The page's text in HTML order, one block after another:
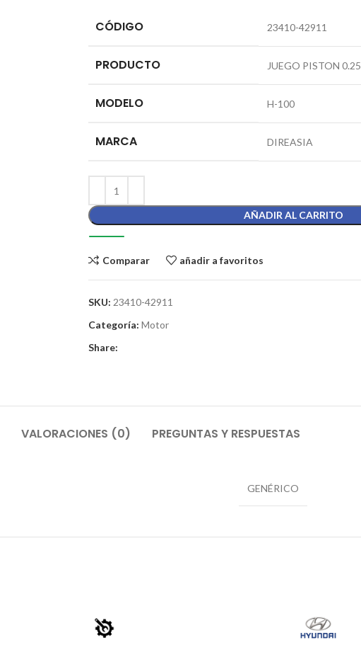
CÓDIGO 23410-42911
PRODUCTO JUEGO PISTON 0.25
MODELO H-100
MARCA DIREASIA
AÑADIR AL CARRITO
Comparar añadir a favoritos
SKU: 23410-42911
Categoría: Motor
Share:
VALORACIONES (0) PREGUNTAS Y RESPUESTAS
GENÉRICO